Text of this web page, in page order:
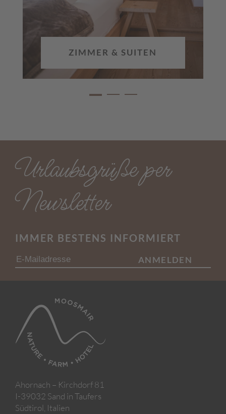
ZIMMER & SUITEN
Urlaubsgrüße per
Newsletter
IMMER BESTENS INFORMIERT
ANMELDEN
Ahornach – Kirchdorf 81
I-39032 Sand in Taufers
Südtirol, Italien